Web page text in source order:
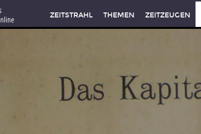
ZEITSTRAHL THEMEN ZEITZEUGEN